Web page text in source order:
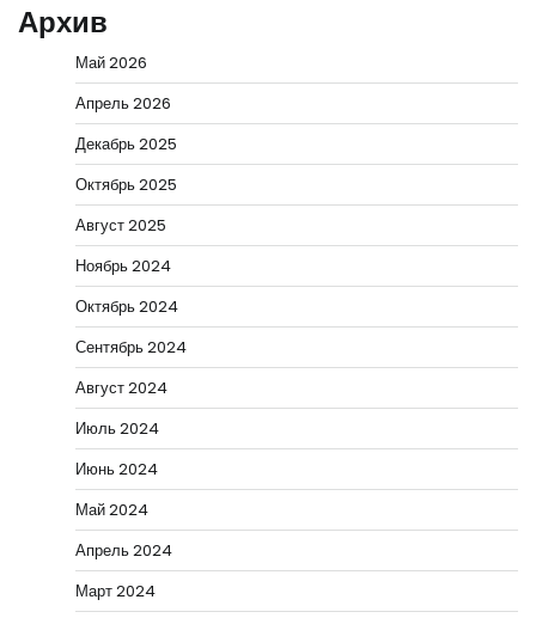
Архив
Май 2026
Апрель 2026
Декабрь 2025
Октябрь 2025
Август 2025
Ноябрь 2024
Октябрь 2024
Сентябрь 2024
Август 2024
Июль 2024
Июнь 2024
Май 2024
Апрель 2024
Март 2024